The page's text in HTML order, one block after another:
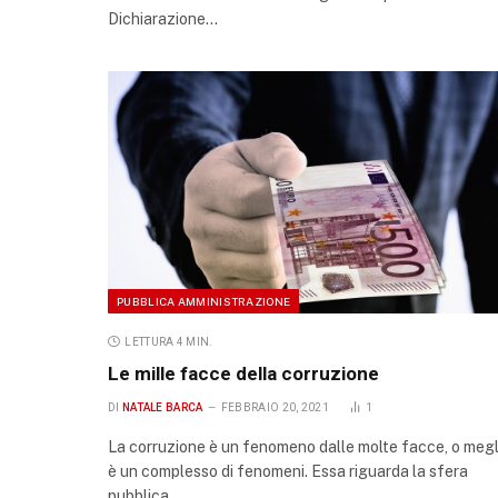
Dichiarazione…
PUBBLICA AMMINISTRAZIONE
LETTURA 4 MIN.
Le mille facce della corruzione
DI NATALE BARCA FEBBRAIO 20, 2021 1
La corruzione è un fenomeno dalle molte facce, o
è un complesso di fenomeni. Essa riguarda la sfera